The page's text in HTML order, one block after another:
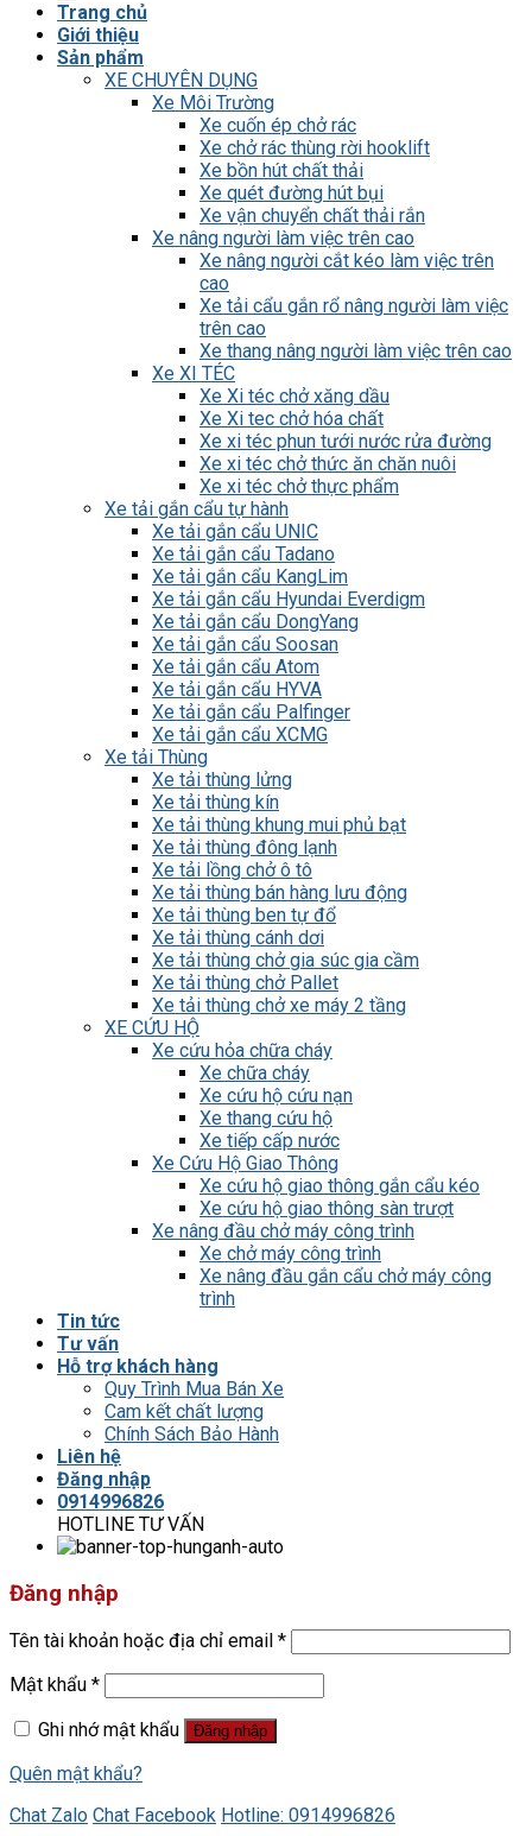
Trang chủ
Giới thiệu
Sản phẩm
XE CHUYÊN DỤNG
Xe Môi Trường
Xe cuốn ép chở rác
Xe chở rác thùng rời hooklift
Xe bồn hút chất thải
Xe quét đường hút bụi
Xe vận chuyển chất thải rắn
Xe nâng người làm việc trên cao
Xe nâng người cắt kéo làm việc trên
cao
Xe tải cẩu gắn rổ nâng người làm việc
trên cao
Xe thang nâng người làm việc trên cao
Xe XI TÉC
Xe Xi téc chở xăng dầu
Xe Xi tec chở hóa chất
Xe xi téc phun tưới nước rửa đường
Xe xi téc chở thức ăn chăn nuôi
Xe xi téc chở thực phẩm
Xe tải gắn cẩu tự hành
Xe tải gắn cẩu UNIC
Xe tải gắn cẩu Tadano
Xe tải gắn cẩu KangLim
Xe tải gắn cẩu Hyundai Everdigm
Xe tải gắn cẩu DongYang
Xe tải gắn cẩu Soosan
Xe tải gắn cẩu Atom
Xe tải gắn cẩu HYVA
Xe tải gắn cẩu Palfinger
Xe tải gắn cẩu XCMG
Xe tải Thùng
Xe tải thùng lửng
Xe tải thùng kín
Xe tải thùng khung mui phủ bạt
Xe tải thùng đông lạnh
Xe tải lồng chở ô tô
Xe tải thùng bán hàng lưu động
Xe tải thùng ben tự đổ
Xe tải thùng cánh dơi
Xe tải thùng chở gia súc gia cầm
Xe tải thùng chở Pallet
Xe tải thùng chở xe máy 2 tầng
XE CỨU HỘ
Xe cứu hỏa chữa cháy
Xe chữa cháy
Xe cứu hộ cứu nạn
Xe thang cứu hộ
Xe tiếp cấp nước
Xe Cứu Hộ Giao Thông
Xe cứu hộ giao thông gắn cẩu kéo
Xe cứu hộ giao thông sàn trượt
Xe nâng đầu chở máy công trình
Xe chở máy công trình
Xe nâng đầu gắn cẩu chở máy công
trình
Tin tức
Tư vấn
Hỗ trợ khách hàng
Quy Trình Mua Bán Xe
Cam kết chất lượng
Chính Sách Bảo Hành
Liên hệ
Đăng nhập
0914996826
HOTLINE TƯ VẤN
Đăng nhập
Tên tài khoản hoặc địa chỉ email *
Mật khẩu *
Ghi nhớ mật khẩu
Đăng nhập
Quên mật khẩu?
Chat Zalo Chat Facebook Hotline: 0914996826